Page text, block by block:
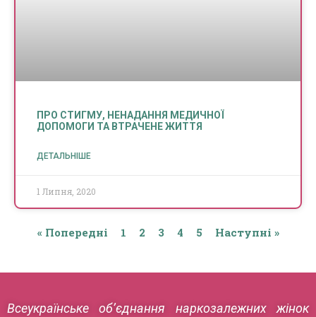
ПРО СТИГМУ, НЕНАДАННЯ МЕДИЧНОЇ
ДОПОМОГИ ТА ВТРАЧЕНЕ ЖИТТЯ
ДЕТАЛЬНІШЕ
1 Липня, 2020
« Попередні 1 2 3 4 5 Наступні »
Всеукраїнське об’єднання наркозалежних жінок